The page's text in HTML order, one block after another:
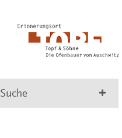
Suche